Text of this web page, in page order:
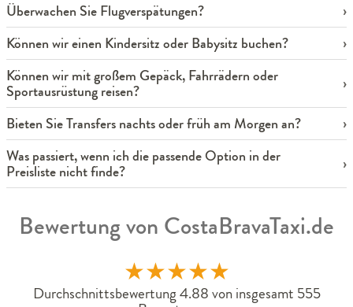
Überwachen Sie Flugverspätungen?
Können wir einen Kindersitz oder Babysitz buchen?
Können wir mit großem Gepäck, Fahrrädern oder
Sportausrüstung reisen?
Bieten Sie Transfers nachts oder früh am Morgen an?
Was passiert, wenn ich die passende Option in der
Preisliste nicht finde?
Bewertung von CostaBravaTaxi.de
★★★★★
Durchschnittsbewertung 4.88 von insgesamt 555